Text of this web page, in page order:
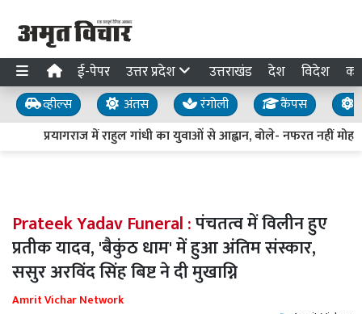
ई-पेपर उत्तर प्रदेश उत्तराखंड देश विदेश
व्हील्स अंतस रंगोली कैंपस
प्रयागराज में राहुल गांधी का युवाओं से आह्वान, बोले- नफरत नहीं
Prateek Yadav Funeral :पंचतत्व में विलीन हुए
प्रतीक यादव, 'बैकुंठ धाम' में हुआ अंतिम संस्कार,
ससुर अरविंद सिंह बिष्ट ने दी मुखाग्नि
Amrit Vichar Network